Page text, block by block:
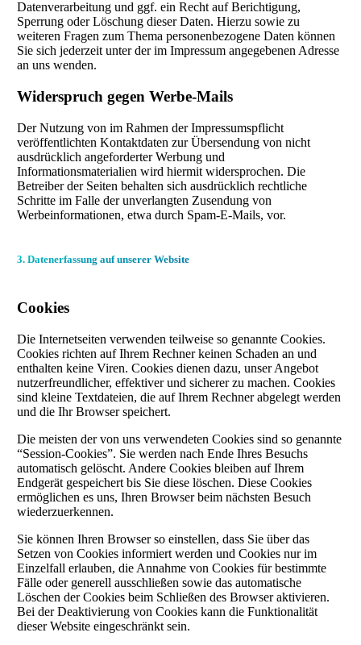
Datenverarbeitung und ggf. ein Recht auf Berichtigung,
Sperrung oder Löschung dieser Daten. Hierzu sowie zu
weiteren Fragen zum Thema personenbezogene Daten können
Sie sich jederzeit unter der im Impressum angegebenen Adresse
an uns wenden.
Widerspruch gegen Werbe-Mails
Der Nutzung von im Rahmen der Impressumspflicht
veröffentlichten Kontaktdaten zur Übersendung von nicht
ausdrücklich angeforderter Werbung und
Informationsmaterialien wird hiermit widersprochen. Die
Betreiber der Seiten behalten sich ausdrücklich rechtliche
Schritte im Falle der unverlangten Zusendung von
Werbeinformationen, etwa durch Spam-E-Mails, vor.
3. Datenerfassung auf unserer Website
Cookies
Die Internetseiten verwenden teilweise so genannte Cookies.
Cookies richten auf Ihrem Rechner keinen Schaden an und
enthalten keine Viren. Cookies dienen dazu, unser Angebot
nutzerfreundlicher, effektiver und sicherer zu machen. Cookies
sind kleine Textdateien, die auf Ihrem Rechner abgelegt werden
und die Ihr Browser speichert.
Die meisten der von uns verwendeten Cookies sind so genannte
“Session-Cookies”. Sie werden nach Ende Ihres Besuchs
automatisch gelöscht. Andere Cookies bleiben auf Ihrem
Endgerät gespeichert bis Sie diese löschen. Diese Cookies
ermöglichen es uns, Ihren Browser beim nächsten Besuch
wiederzuerkennen.
Sie können Ihren Browser so einstellen, dass Sie über das
Setzen von Cookies informiert werden und Cookies nur im
Einzelfall erlauben, die Annahme von Cookies für bestimmte
Fälle oder generell ausschließen sowie das automatische
Löschen der Cookies beim Schließen des Browser aktivieren.
Bei der Deaktivierung von Cookies kann die Funktionalität
dieser Website eingeschränkt sein.